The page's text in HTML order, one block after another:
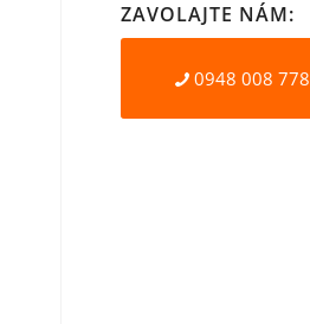
ZAVOLAJTE NÁM:
0948 008 778